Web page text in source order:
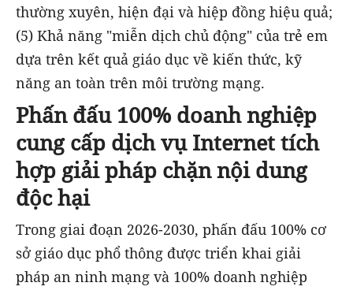
thường xuyên, hiện đại và hiệp đồng hiệu quả;
(5) Khả năng "miễn dịch chủ động" của trẻ em
dựa trên kết quả giáo dục về kiến thức, kỹ
năng an toàn trên môi trường mạng.
Phấn đấu 100% doanh nghiệp
cung cấp dịch vụ Internet tích
hợp giải pháp chặn nội dung
độc hại
Trong giai đoạn 2026-2030, phấn đấu 100% cơ
sở giáo dục phổ thông được triển khai giải
pháp an ninh mạng và 100% doanh nghiệp